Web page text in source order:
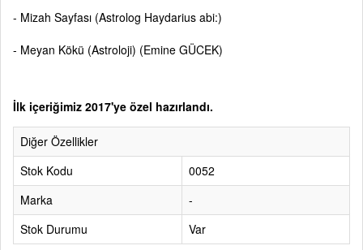
- Mizah Sayfası (Astrolog Haydarius abi:)
- Meyan Kökü (Astroloji) (Emine GÜCEK)
İlk içeriğimiz 2017'ye özel hazırlandı.
Diğer Özellikler
Stok Kodu
0052
Marka
-
Stok Durumu
Var